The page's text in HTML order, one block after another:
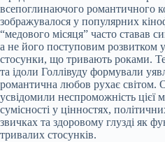
всепоглинаючого романтичного
зображувалося у популярних
“медового місяця” часто ставав
а не його поступовим розвитком
стосунки, що тривають роками.
та ідоли Голлівуду формували
романтична любов рухає світом.
усвідомили неспроможність цієї
сумісності у цінностях,
звичках та здоровому глузді як
тривалих стосунків.